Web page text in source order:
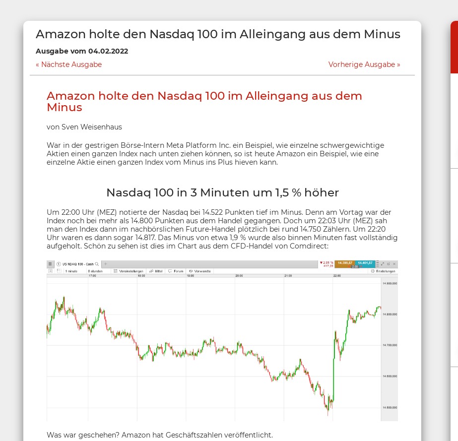
Amazon holte den Nasdaq 100 im Alleingang aus dem Minus
Ausgabe vom 04.02.2022
Nächste Ausgabe
Vorherige Ausgabe
Amazon holte den Nasdaq 100 im Alleingang aus dem
Minus
von Sven Weisenhaus
War in der gestrigen Börse-Intern Meta Platform Inc. ein Beispiel, wie einzelne schwergewichtige
Aktien einen ganzen Index nach unten ziehen können, so ist heute Amazon ein Beispiel, wie eine
einzelne Aktie einen ganzen Index vom Minus ins Plus hieven kann.
Nasdaq 100 in 3 Minuten um 1,5 % höher
Um 22:00 Uhr (MEZ) notierte der Nasdaq bei 14.522 Punkten tief im Minus. Denn am Vortag war der
Index noch bei mehr als 14.800 Punkten aus dem Handel gegangen. Doch um 22:03 Uhr (MEZ) sah
man den Index dann im nachbörslichen Future-Handel plötzlich bei rund 14.750 Zählern. Um 22:20
Uhr waren es dann sogar 14.817. Das Minus von etwa 1,9 % wurde also binnen Minuten fast vollständig
aufgeholt. Schön zu sehen ist dies im Chart aus dem CFD-Handel von Comdirect:
Was war geschehen? Amazon hat Geschäftszahlen veröffentlicht.